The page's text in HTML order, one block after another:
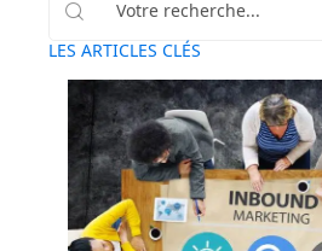
LES ARTICLES CLÉS